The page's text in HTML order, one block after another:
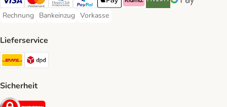
Visa Payment Method
Mastercard Payment Method
Diners Club Payment Method
PayPal Payment Method
Apple Pay Payment Method
Klarna Payment Method
Riverty Payment Method
Google Pay
Rechnung
Rechnung Payment Method
Bankeinzug
Bankeinzug Payment Method
Vorkasse
Vorkasse Payment Method
Lieferservice
DHL Shipping Method
Sicherheit
Security